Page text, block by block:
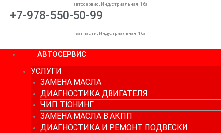
автосервис, Индустриальная, 16а
+7-978-550-50-99
запчасти, Индустриальная, 16а
АВТОСЕРВИС
УСЛУГИ
ЗАМЕНА МАСЛА
ДИАГНОСТИКА ДВИГАТЕЛЯ
ЧИП ТЮНИНГ
ЗАМЕНА МАСЛА В АКПП
ДИАГНОСТИКА И РЕМОНТ ПОДВЕСКИ